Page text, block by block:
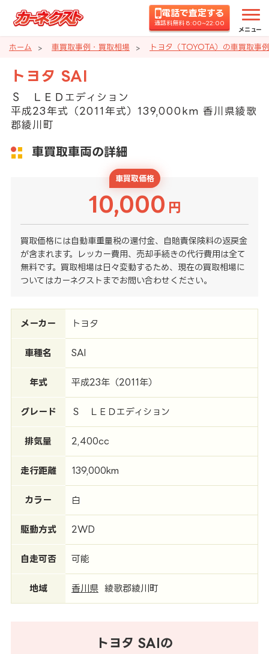
電話で査定する
通話料無料 8:00~22:00
メニュー
ホーム 車買取事例・買取相場 トヨタ（TOYOTA）の車買取事
トヨタ SAI
Ｓ ＬＥＤエディション
平成23年式（2011年式）139,000km 香川県綾歌
郡綾川町
車買取車両の詳細
車買取価格
10,000 円
買取価格には自動車重量税の還付金、自賠責保険料の返戻金
が含まれます。レッカー費用、売却手続きの代行費用は全て
無料です。買取相場は日々変動するため、現在の買取相場に
ついてはカーネクストまでお問い合わせください。
メーカー トヨタ
車種名 SAI
年式 平成23年（2011年）
グレード Ｓ ＬＥＤエディション
排気量 2,400cc
走行距離 139,000km
カラー 白
駆動方式 2WD
自走可否 可能
地域 香川県 綾歌郡綾川町
トヨタ SAIの